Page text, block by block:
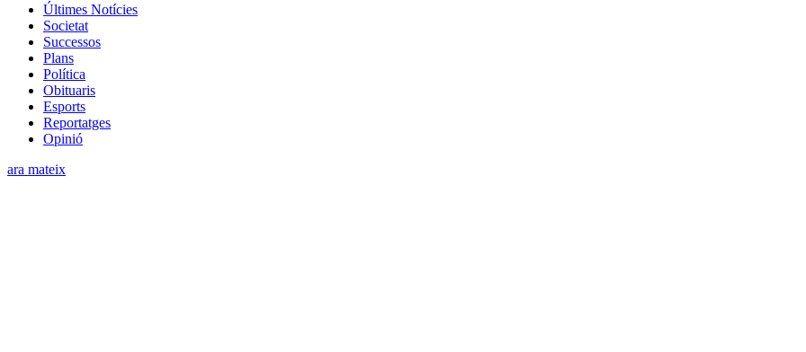
Últimes Notícies
Societat
Successos
Plans
Política
Obituaris
Esports
Reportatges
Opinió
ara mateix